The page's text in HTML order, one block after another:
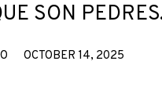
SON
OCTOBER 14, 2025